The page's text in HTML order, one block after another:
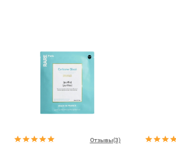
Отзывы(3)